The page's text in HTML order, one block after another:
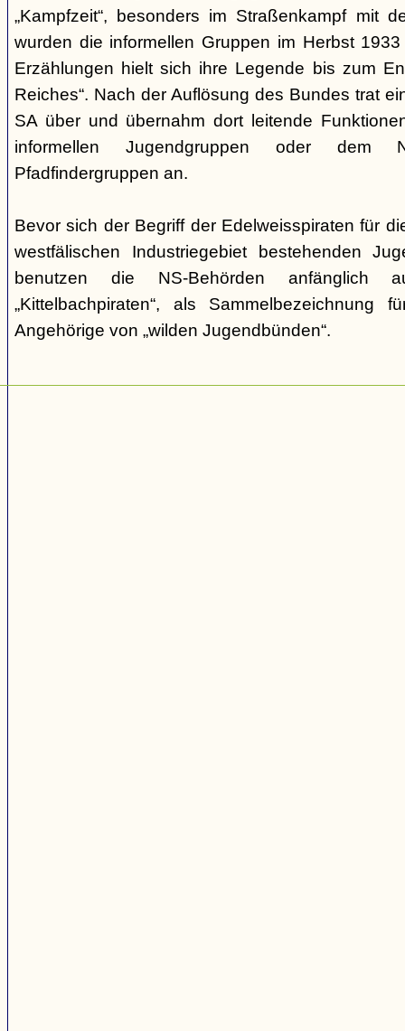
„Kampfzeit“, besonders im Straßenkampf mit
wurden die informellen Gruppen im Herbst
Erzählungen hielt sich ihre Legende bis zum
Reiches“. Nach der Auflösung des Bundes trat
SA über und übernahm dort leitende
informellen Jugendgruppen oder dem
Pfadfindergruppen an.
Bevor sich der Begriff der Edelweisspiraten für
westfälischen Industriegebiet bestehenden
benutzen die NS-Behörden anfänglich
„Kittelbachpiraten“, als Sammelbezeichnung
Angehörige von „wilden Jugendbünden“.